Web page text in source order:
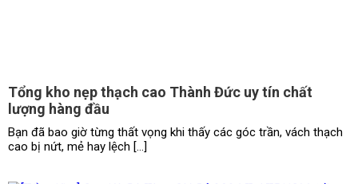
Tổng kho nẹp thạch cao Thành Đức uy tín chất
lượng hàng đầu
Bạn đã bao giờ từng thất vọng khi thấy các góc trần, vách thạch
cao bị nứt, mẻ hay lệch […]